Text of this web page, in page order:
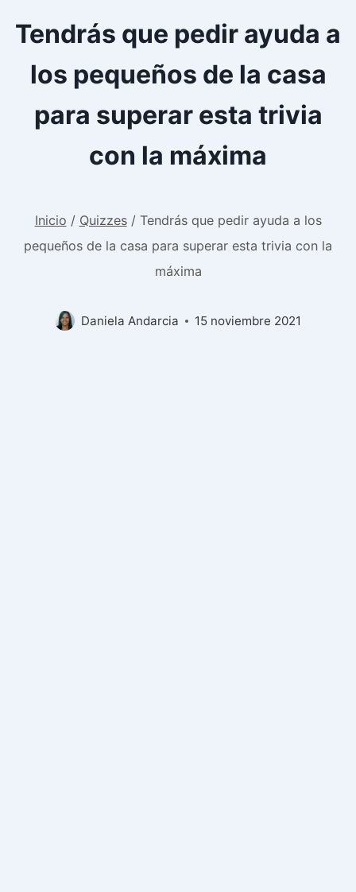
Tendrás que pedir ayuda a
los pequeños de la casa
para superar esta trivia
con la máxima
Inicio / Quizzes / Tendrás que pedir ayuda a los
pequeños de la casa para superar esta trivia con la
máxima
Daniela Andarcia 15 noviembre 2021